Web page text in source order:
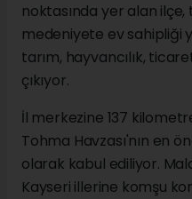
noktasında yer alan
medeniyete ev sahipliği
tarım, hayvancılık,
çıkıyor.
İl merkezine 137
Tohma Havzası'nın en
olarak kabul ediliyor.
Kayseri illerine komşu